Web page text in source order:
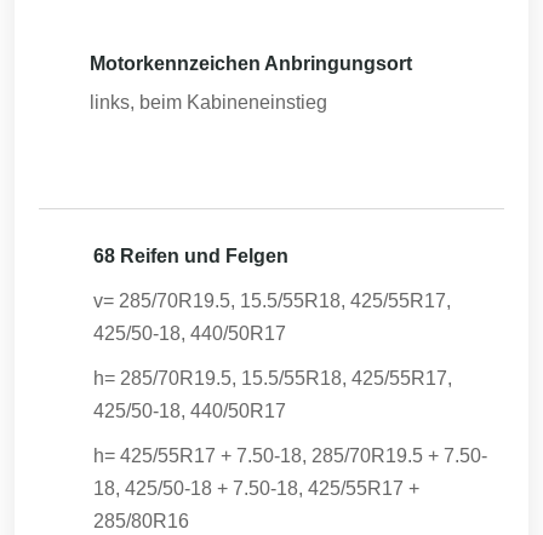
Motorkennzeichen Anbringungsort
links, beim Kabineneinstieg
68 Reifen und Felgen
v= 285/70R19.5, 15.5/55R18, 425/55R17,
425/50-18, 440/50R17
h= 285/70R19.5, 15.5/55R18, 425/55R17,
425/50-18, 440/50R17
h= 425/55R17 + 7.50-18, 285/70R19.5 + 7.50-
18, 425/50-18 + 7.50-18, 425/55R17 +
285/80R16